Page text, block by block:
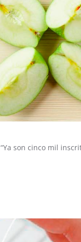
“Ya son cinco mil